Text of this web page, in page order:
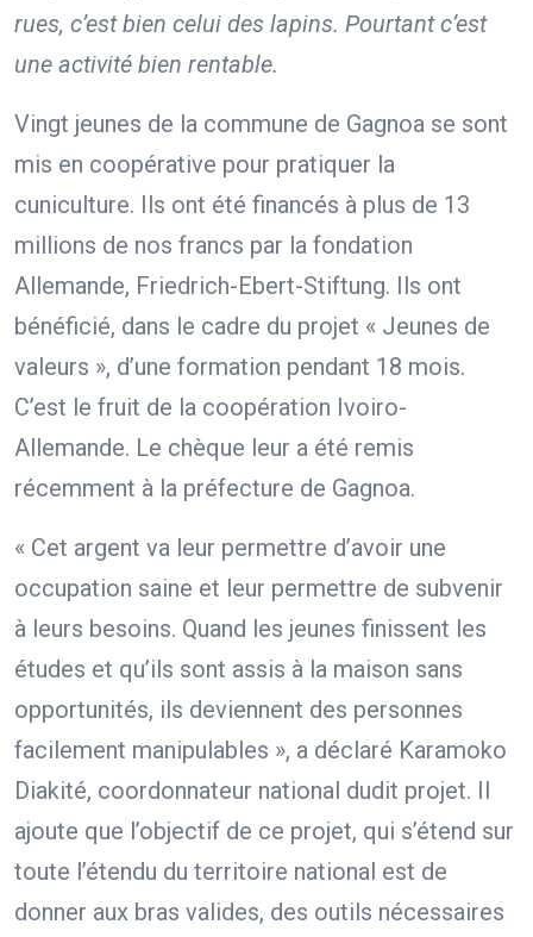
rues, c’est bien celui des lapins. Pourtant c’est
une activité bien rentable.
Vingt jeunes de la commune de Gagnoa se sont
mis en coopérative pour pratiquer la
cuniculture. Ils ont été financés à plus de 13
millions de nos francs par la fondation
Allemande, Friedrich-Ebert-Stiftung. Ils ont
bénéficié, dans le cadre du projet « Jeunes de
valeurs », d’une formation pendant 18 mois.
C’est le fruit de la coopération Ivoiro-
Allemande. Le chèque leur a été remis
récemment à la préfecture de Gagnoa.
« Cet argent va leur permettre d’avoir une
occupation saine et leur permettre de subvenir
à leurs besoins. Quand les jeunes finissent les
études et qu’ils sont assis à la maison sans
opportunités, ils deviennent des personnes
facilement manipulables », a déclaré Karamoko
Diakité, coordonnateur national dudit projet. Il
ajoute que l’objectif de ce projet, qui s’étend sur
toute l’étendu du territoire national est de
donner aux bras valides, des outils nécessaires